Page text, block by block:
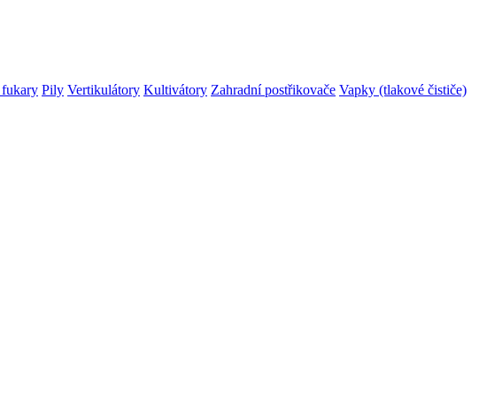
fukary Pily Vertikulátory Kultivátory Zahradní postřikovače Vapky (tlakové čističe)